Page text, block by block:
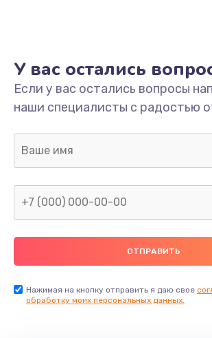
Замена/Pемонт
1300 руб.
Заказать
Ремонт капиллярной
400 руб.
Заказать
У вас остались
Если у вас остались вопросы
наши специалисты с радостью
Нажимая на кнопку отправить я даю свое
обработку моих персональных данных.